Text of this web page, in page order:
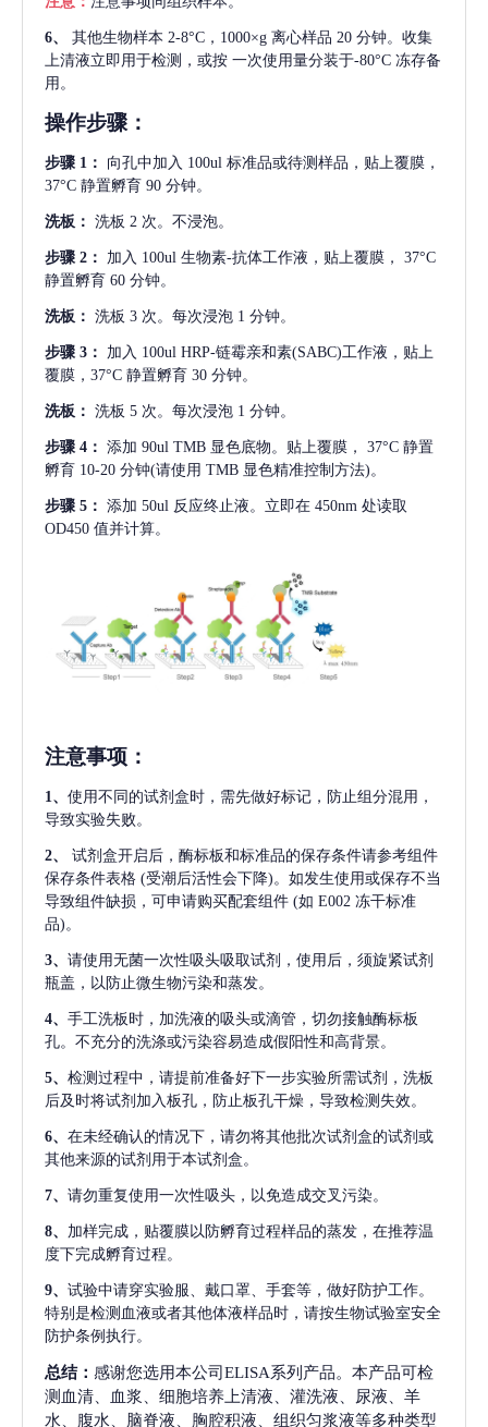
6、 其他生物样本 2-8°C，1000×g 离心样品 20 分钟。收集
上清液立即用于检测，或按 一次使用量分装于-80°C 冻存备
用。
操作步骤：
步骤 1： 向孔中加入 100ul 标准品或待测样品，贴上覆膜，
37°C 静置孵育 90 分钟。
洗板： 洗板 2 次。不浸泡。
步骤 2： 加入 100ul 生物素-抗体工作液，贴上覆膜， 37°C
静置孵育 60 分钟。
洗板： 洗板 3 次。每次浸泡 1 分钟。
步骤 3： 加入 100ul HRP-链霉亲和素(SABC)工作液，贴上
覆膜，37°C 静置孵育 30 分钟。
洗板： 洗板 5 次。每次浸泡 1 分钟。
步骤 4： 添加 90ul TMB 显色底物。贴上覆膜， 37°C 静置
孵育 10-20 分钟(请使用 TMB 显色精准控制方法)。
步骤 5： 添加 50ul 反应终止液。立即在 450nm 处读取
OD450 值并计算。
注意事项 ：
1、 使用不同的试剂盒时，需先做好标记，防止组分混用，
导致实验失败。
2、
试剂盒开启后，酶标板和标准品的保存条件请参考组件
保存条件表格 (受潮后活性会下降)。如发生使用或保存不当
导致组件缺损，可申请购买配套组件 (如 E002 冻干标准
品)。
3、 请使用无菌一次性吸头吸取试剂，使用后，须旋紧试剂
瓶盖，以防止微生物污染和蒸发。
4、 手工洗板时，加洗液的吸头或滴管，切勿接触酶标板
孔。不充分的洗涤或污染容易造成假阳性和高背景。
5、 检测过程中，请提前准备好下一步实验所需试剂，洗板
后及时将试剂加入板孔，防止板孔干燥，导致检测失效。
6、 在未经确认的情况下，请勿将其他批次试剂盒的试剂或
其他来源的试剂用于本试剂盒。
7、 请勿重复使用一次性吸头，以免造成交叉污染。
8、 加样完成，贴覆膜以防孵育过程样品的蒸发，在推荐温
度下完成孵育过程。
9、 试验中请穿实验服、戴口罩、手套等，做好防护工作。
特别是检测血液或者其他体液样品时，请按生物试验室安全
防护条例执行。
总结： 感谢您选用本公司ELISA系列产品。本产品可检
测血清、血浆、细胞培养上清液、灌洗液、尿液、羊
水、腹水、脑脊液、胸腔积液、组织匀浆液等多种类型